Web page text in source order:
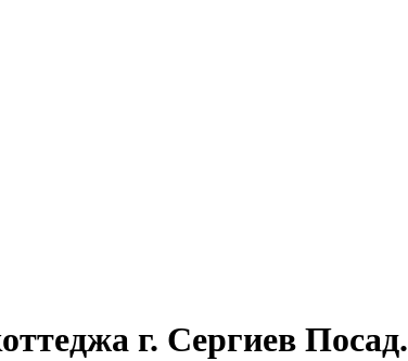
г. Сергиев Посад.